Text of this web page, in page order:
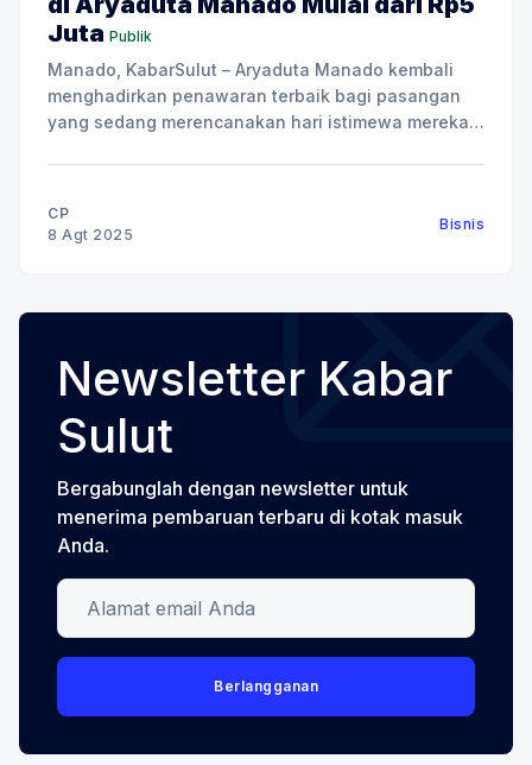
Juta Publik
Manado, KabarSulut – Aryaduta Manado kembali
menghadirkan penawaran terbaik bagi pasangan
yang sedang merencanakan hari istimewa mereka,
Megah Mahligai. Program ini dirancang untuk
CP
8 Agt 2025
Bisnis
Newsletter Kabar
Sulut
Bergabunglah dengan newsletter untuk
menerima pembaruan terbaru di kotak masuk
Anda.
Alamat email Anda
Berlangganan